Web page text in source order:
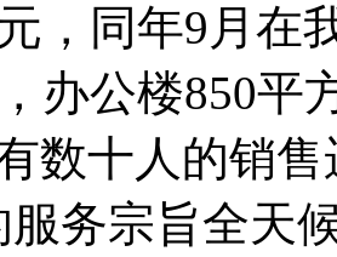
，同年9月在
办公楼850平
数十人的销
服务宗旨全天